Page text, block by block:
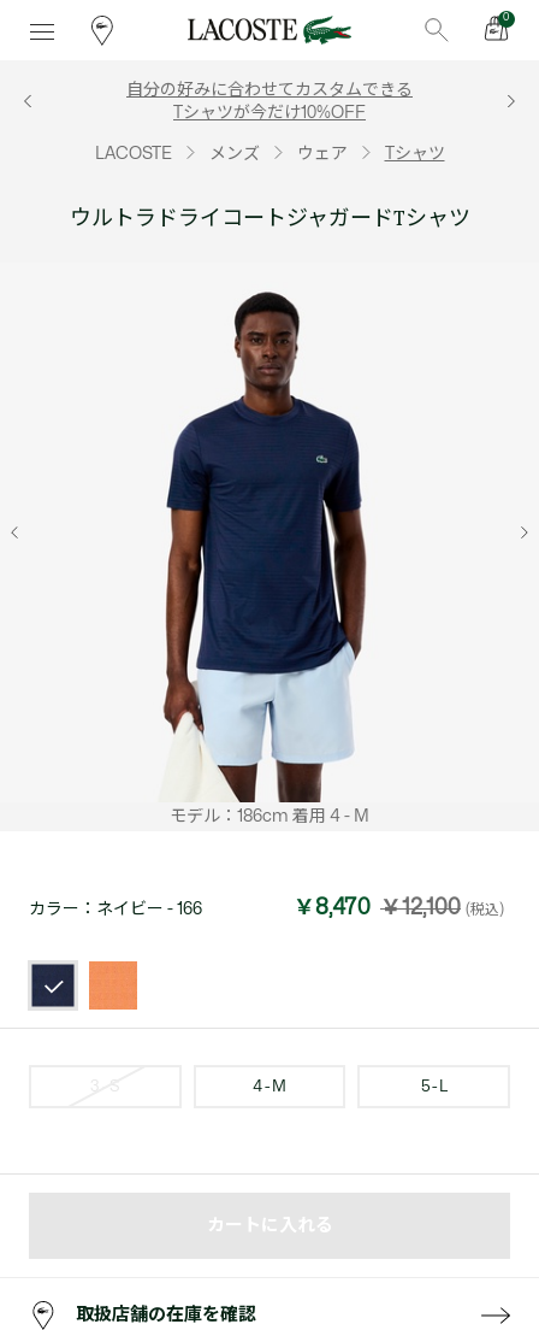
0
自分の好みに合わせてカスタムできる
Tシャツが今だけ10%OFF
LACOSTE メンズ ウェア Tシャツ
ウルトラドライコートジャガードTシャツ
モデル：186cm 着用 4 - M
カラー： ネイビー - 166 ￥8,470 ￥12,100 (税込)
3 - S 4 - M 5 - L
カートに入れる
取扱店舗の在庫を確認